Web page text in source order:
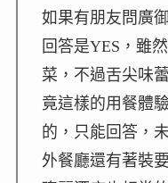
如果有朋友問廣
回答是YES，雖
菜，不過舌尖味
竟這樣的用餐體
的，只能回答，
外餐廳還有著裝